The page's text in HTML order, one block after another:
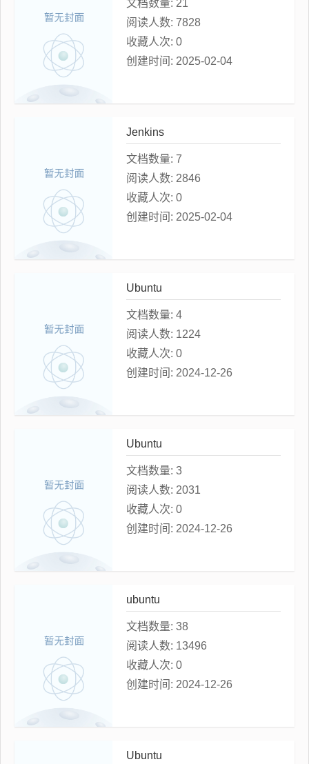
文档数量: 21
阅读人数: 7828
收藏人次: 0
创建时间: 2025-02-04
Jenkins
文档数量: 7
阅读人数: 2846
收藏人次: 0
创建时间: 2025-02-04
Ubuntu
文档数量: 4
阅读人数: 1224
收藏人次: 0
创建时间: 2024-12-26
Ubuntu
文档数量: 3
阅读人数: 2031
收藏人次: 0
创建时间: 2024-12-26
ubuntu
文档数量: 38
阅读人数: 13496
收藏人次: 0
创建时间: 2024-12-26
Ubuntu